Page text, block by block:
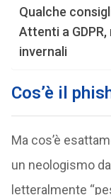
Qualche
Attenti a
invernali
Cos’è il
Ma cos’è
un neologismo
letteralmente